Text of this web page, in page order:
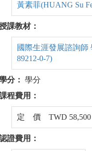
黃素菲(HUANG Su
課教材：
國際生涯發展諮詢師
89212-0-7)
分： 學分
程費用：
定 價 TWD 58,500
證費用：